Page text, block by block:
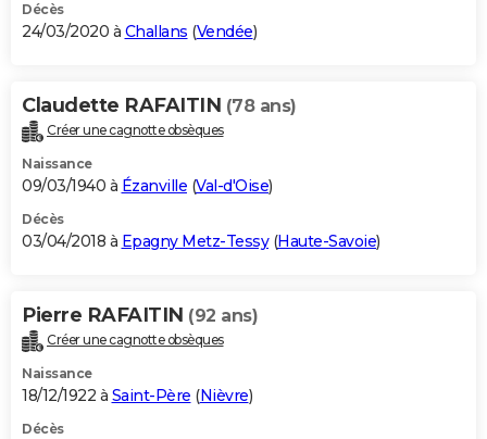
Décès
24/03/2020 à Challans (Vendée)
Claudette RAFAITIN (78 ans)
Créer une cagnotte obsèques
Naissance
09/03/1940 à Ézanville (Val-d'Oise)
Décès
03/04/2018 à Epagny Metz-Tessy(Haute-Savoie)
Pierre RAFAITIN (92 ans)
Créer une cagnotte obsèques
Naissance
18/12/1922 à Saint-Père (Nièvre)
Décès